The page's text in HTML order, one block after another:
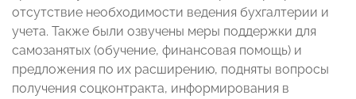
отсутствие необходимости ведения бухгалтерии и
учета. Также были озвучены меры поддержки для
самозанятых (обучение, финансовая помощь) и
предложения по их расширению, подняты вопросы
получения соцконтракта, информирования в